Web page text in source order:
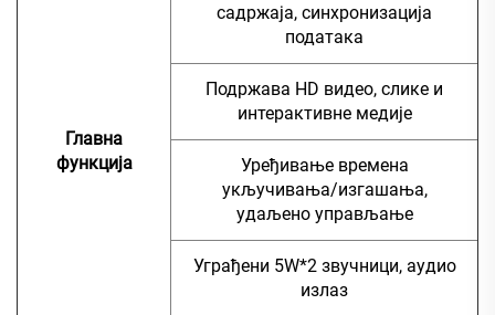
Главна
функција
садржаја, синхронизација
података
Подржава HD видео, слике и
интерактивне медије
Уређивање времена
укључивања/изгашања,
удаљено управљање
Уграђени 5W*2 звучници, аудио
излаз